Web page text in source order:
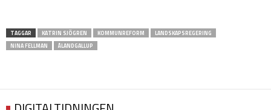
TAGGAR KATRIN SJÖGREN KOMMUNREFORM
LANDSKAPSREGERING
NINA FELLMAN
ÅLANDGALLUP